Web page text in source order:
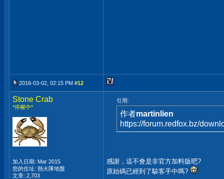
2016-03-02, 02:15 PM #12
Stone Crab
*停權中*
加入日期: Mar 2015
您的住址: 熱火隊地盤
文章: 2,703
引用:
作者martinlien
https://forum.redfox.bz/
感謝，這不會是非官方加料版吧?
原始碼已經到了駭客手中嗎?